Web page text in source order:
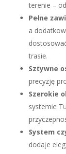
terenie –
Pełne
a
trasie.
Sztywne
precyzję
Szerokie
systemie
System
dodaje